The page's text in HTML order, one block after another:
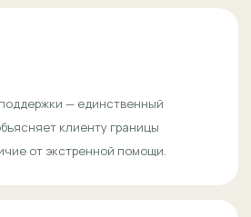
— единственный
клиенту границы
от экстренной помощи.